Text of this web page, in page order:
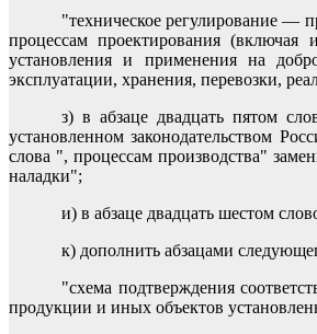
"техническое регулирование —
процессам проектирования (включая
установления и применения на
эксплуатации, хранения, перевозки,
з) в абзаце двадцать пятом
установленном законодательством
слова ", процессам производства"
наладки";
и) в абзаце двадцать шестом
к) дополнить абзацами
"схема подтверждения
продукции и иных объектов